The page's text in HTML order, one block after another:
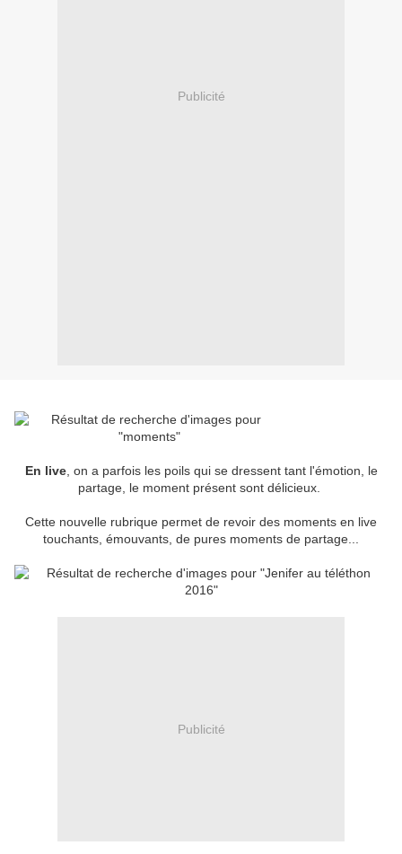
Publicité
En live, on a parfois les poils qui se dressent tant l'émotion, le
partage, le moment présent sont délicieux.
Cette nouvelle rubrique permet de revoir des moments en live
touchants, émouvants, de pures moments de partage...
Publicité